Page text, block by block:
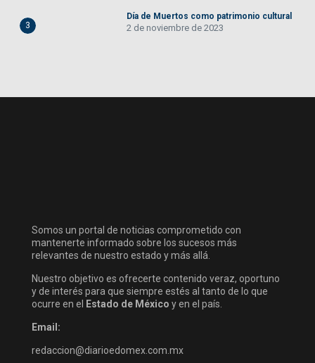
3
Día de Muertos como patrimonio cultural
2 de noviembre de 2023
Somos un portal de noticias comprometido con
mantenerte informado sobre los sucesos más
relevantes de nuestro estado y más allá.
Nuestro objetivo es ofrecerte contenido veraz, oportuno
y de interés para que siempre estés al tanto de lo que
ocurre en el
Estado de México y en el país.
Email:
redaccion@diarioedomex.com.mx